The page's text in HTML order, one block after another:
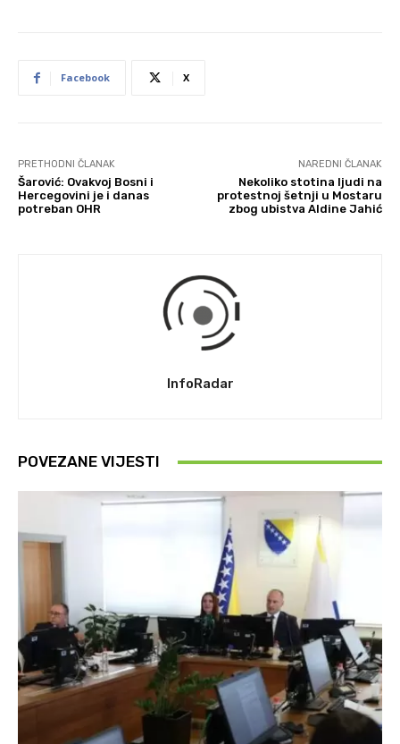
Facebook X
PRETHODNI ČLANAK
Šarović: Ovakvoj Bosni i
Hercegovini je i danas
potreban OHR
NAREDNI ČLANAK
Nekoliko stotina ljudi na
protestnoj šetnji u Mostaru
zbog ubistva Aldine Jahić
InfoRadar
POVEZANE VIJESTI